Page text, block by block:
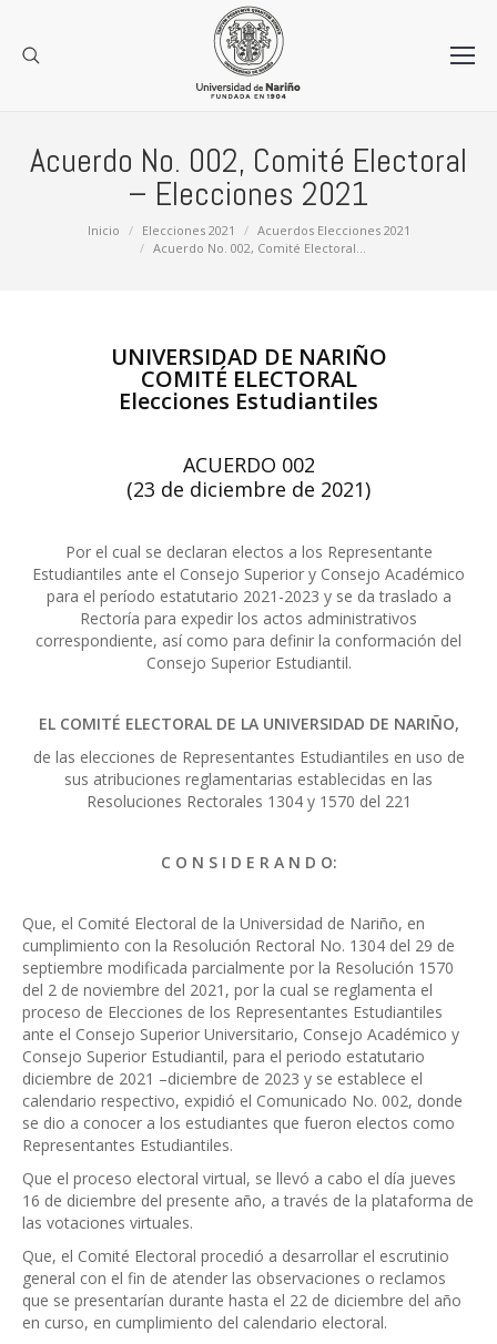
Acuerdo No. 002, Comité Electoral
– Elecciones 2021
Estás aquí:Inicio Elecciones 2021
Acuerdos Elecciones 2021
Acuerdo No. 002, Comité Electoral…
UNIVERSIDAD DE NARIÑO
COMITÉ ELECTORAL
Elecciones Estudiantiles
ACUERDO 002
(23 de diciembre de 2021)
Por el cual se declaran electos a los Representante
Estudiantiles ante el Consejo Superior y Consejo Académico
para el período estatutario 2021-2023 y se da traslado a
Rectoría para expedir los actos administrativos
correspondiente, así como para definir la conformación del
Consejo Superior Estudiantil.
EL COMITÉ ELECTORAL DE LA UNIVERSIDAD DE NARIÑO,
de las elecciones de Representantes Estudiantiles en uso de
sus atribuciones reglamentarias establecidas en las
Resoluciones Rectorales 1304 y 1570 del 221
C O N S I D E R A N D O:
Que, el Comité Electoral de la Universidad de Nariño, en
cumplimiento con la Resolución Rectoral No. 1304 del 29 de
septiembre modificada parcialmente por la Resolución 1570
del 2 de noviembre del 2021, por la cual se reglamenta el
proceso de Elecciones de los Representantes Estudiantiles
ante el Consejo Superior Universitario, Consejo Académico y
Consejo Superior Estudiantil, para el periodo estatutario
diciembre de 2021 –diciembre de 2023 y se establece el
calendario respectivo, expidió el Comunicado No. 002, donde
se dio a conocer a los estudiantes que fueron electos como
Representantes Estudiantiles.
Que el proceso electoral virtual, se llevó a cabo el día jueves
16 de diciembre del presente año, a través de la plataforma de
las votaciones virtuales.
Que, el Comité Electoral procedió a desarrollar el escrutinio
general con el fin de atender las observaciones o reclamos
que se presentarían durante hasta el 22 de diciembre del año
en curso, en cumplimiento del calendario electoral.